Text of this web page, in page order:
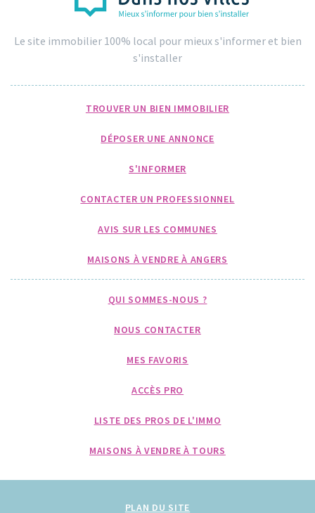
Le site immobilier 100% local pour mieux s'informer et bien
s'installer
TROUVER UN BIEN IMMOBILIER
DÉPOSER UNE ANNONCE
S'INFORMER
CONTACTER UN PROFESSIONNEL
AVIS SUR LES COMMUNES
MAISONS À VENDRE À ANGERS
QUI SOMMES-NOUS ?
NOUS CONTACTER
MES FAVORIS
ACCÈS PRO
LISTE DES PROS DE L'IMMO
MAISONS À VENDRE À TOURS
PLAN DU SITE